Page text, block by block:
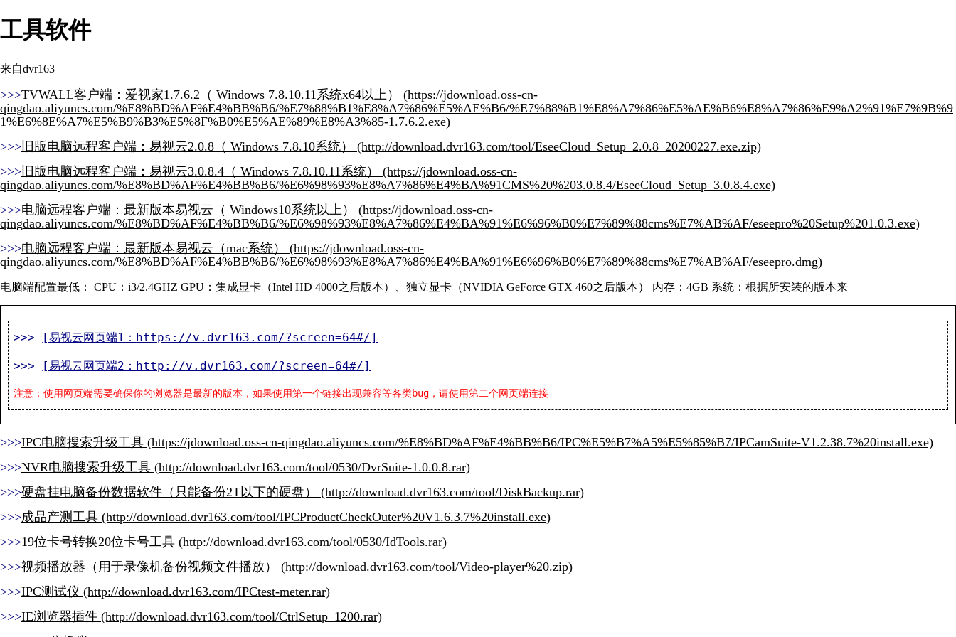
工具软件
来自dvr163
>>>TVWALL客户端：爱视家1.7.6.2（ Windows 7.8.10.11系统x64以上）
>>> 旧版电脑远程客户端：易视云2.0.8（ Windows 7.8.10系统）
>>> 旧版电脑远程客户端：易视云3.0.8.4（ Windows 7.8.10.11系统）
>>>电脑远程客户端：最新版本易视云（ Windows10系统以上）
>>>电脑远程客户端：最新版本易视云（mac系统）
电脑端配置最低： CPU：i3/2.4GHZ GPU：集成显卡（Intel HD 4000之后版本）、独立显卡（NVIDIA GeForce GTX 460之后版本） 内存：4GB 系统：根据所安装的版本来
>>> [易视云网页端1： https://v.dvr163.com/?screen=64#/]
>>> [易视云网页端2： http://v.dvr163.com/?screen=64#/]
注意：使用网页端需要确保你的浏览器是最新的版本，如果使用第一个链接出现兼容等各类bug，请使用第二个网页端连接
>>>IPC电脑搜索升级工具
>>>NVR电脑搜索升级工具
>>>硬盘挂电脑备份数据软件（只能备份2T以下的硬盘）
>>>成品产测工具
>>>19位卡号转换20位卡号工具
>>>视频播放器（用于录像机备份视频文件播放）
>>>IPC测试仪
>>>IE浏览器插件